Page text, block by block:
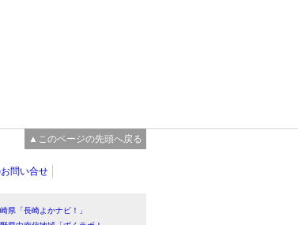
▲このページの先頭へ戻る
問い合せ
崎県「長崎よかナビ！」